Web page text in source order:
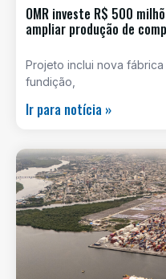
OMR investe R$ 500
ampliar produção de
Projeto inclui nova
fundição,
Ir para notícia »